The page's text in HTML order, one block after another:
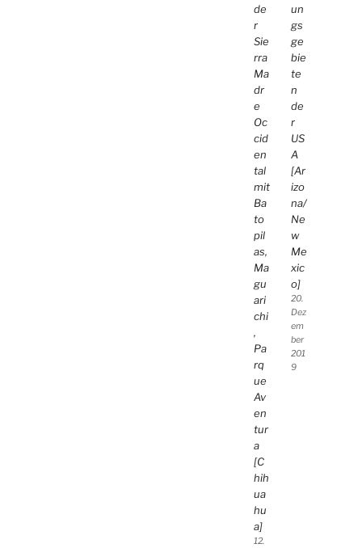
de
r
Sie
rra
Ma
dr
e
Oc
cid
en
tal
mit
Ba
to
pil
as,
Ma
gu
ari
chi
,
Pa
rq
ue
Av
en
tur
a
[C
hih
ua
hu
a]
12.
un
gs
ge
bie
te
n
de
r
US
A
[Ar
izo
na/
Ne
w
Me
xic
o]
20.
Dez
em
ber
201
9